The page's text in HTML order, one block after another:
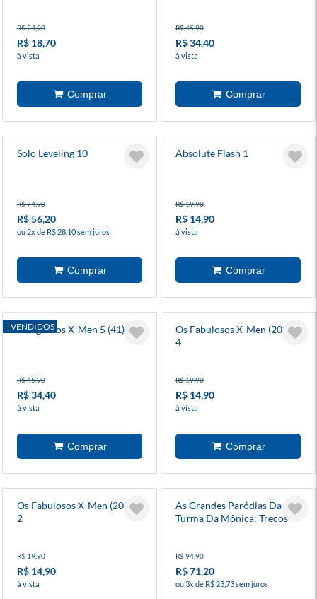
R$ 24,90
R$ 18,70
à vista
R$ 45,90
R$ 34,40
à vista
Solo Leveling 10
R$ 74,90
R$ 56,20
ou 2x de R$ 28,10 sem juros
Absolute Flash 1
R$ 19,90
R$ 14,90
à vista
+VENDIDOS
A Saga Dos X-Men 5 (41)
R$ 45,90
R$ 34,40
à vista
Os Fabulosos X-Men (2025)
4
R$ 19,90
R$ 14,90
à vista
Os Fabulosos X-Men (2025)
2
R$ 19,90
R$ 14,90
à vista
As Grandes Paródias Da
Turma Da Mônica: Trecos
R$ 94,90
R$ 71,20
ou 3x de R$ 23,73 sem juros